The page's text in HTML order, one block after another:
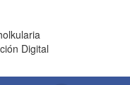
Digital